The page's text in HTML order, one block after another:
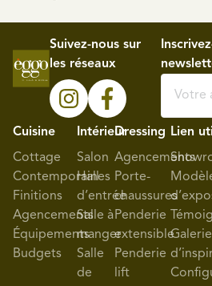
Suivez-nous sur
les réseaux
Cuisine
Cottage
Contemporaines
Finitions
Agencements
Équipements
Budgets
Intérieur
Salon
Hall
d’entrée
Salle à
manger
Salle
de
Dressing
Agencements
Porte-
chaussures
Penderie
extensible
Penderie
lift
Lien
Galerie